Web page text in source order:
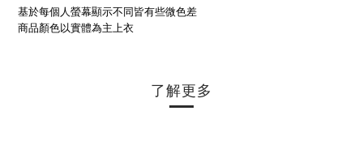
基於每個人螢幕顯示不同皆有些微色差
商品顏色以實體為主上衣
了解更多